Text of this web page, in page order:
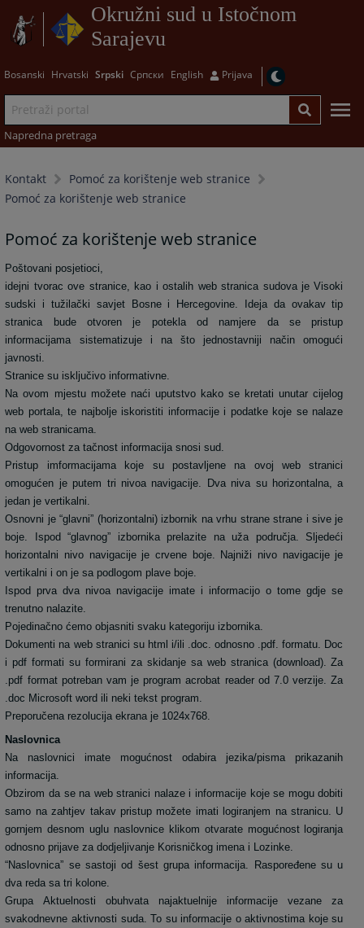
Okružni sud u Istočnom
Sarajevu
Bosanski Hrvatski Srpski Српски English Prijava
Napredna pretraga
Kontakt
Pomoć za korištenje web stranice
Pomoć za korištenje web stranice
Pomoć za korištenje web stranice
Poštovani posjetioci,
idejni tvorac ove stranice, kao i ostalih web stranica sudova je Visoki
sudski i tužilački savjet Bosne i Hercegovine. Ideja da ovakav tip
stranica bude otvoren je potekla od namjere da se pristup
informacijama sistematizuje i na što jednostavniji način omogući
javnosti.
Stranice su isključivo informativne.
Na ovom mjestu možete naći uputstvo kako se kretati unutar cijelog
web portala, te najbolje iskoristiti informacije i podatke koje se nalaze
na web stranicama.
Odgovornost za tačnost informacija snosi sud.
Pristup imformacijama koje su postavljene na ovoj web stranici
omogućen je putem tri nivoa navigacije. Dva niva su horizontalna, a
jedan je vertikalni.
Osnovni je “glavni” (horizontalni) izbornik na vrhu strane strane i sive je
boje. Ispod “glavnog” izbornika prelazite na uža područja. Sljedeći
horizontalni nivo navigacije je crvene boje. Najniži nivo navigacije je
vertikalni i on je sa podlogom plave boje.
Ispod prva dva nivoa navigacije imate i informacijo o tome gdje se
trenutno nalazite.
Pojedinačno ćemo objasniti svaku kategoriju izbornika.
Dokumenti na web stranici su html i/ili .doc. odnosno .pdf. formatu. Doc
i pdf formati su formirani za skidanje sa web stranica (download). Za
.pdf format potreban vam je program acrobat reader od 7.0 verzije. Za
.doc Microsoft word ili neki tekst program.
Preporučena rezolucija ekrana je 1024x768.
Naslovnica
Na naslovnici imate mogućnost odabira jezika/pisma prikazanih
informacija.
Obzirom da se na web stranici nalaze i informacije koje se mogu dobiti
samo na zahtjev takav pristup možete imati logiranjem na stranicu. U
gornjem desnom uglu naslovnice klikom otvarate mogućnost logiranja
odnosno prijave za dodjeljivanje Korisničkog imena i Lozinke.
“Naslovnica” se sastoji od šest grupa informacija. Raspoređene su u
dva reda sa tri kolone.
Grupa Aktuelnosti obuhvata najaktuelnije informacije vezane za
svakodnevne aktivnosti suda. To su informacije o aktivnostima koje su